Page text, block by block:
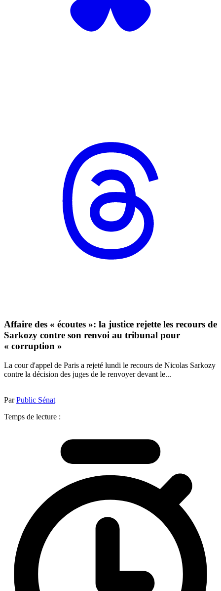
Affaire des « écoutes »: la justice rejette les recours de
Sarkozy contre son renvoi au tribunal pour
« corruption »
La cour d'appel de Paris a rejeté lundi le recours de Nicolas Sarkozy
contre la décision des juges de le renvoyer devant le...
ParPublic Sénat
Temps de lecture :